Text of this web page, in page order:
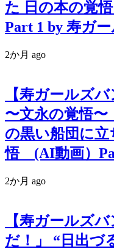
た 日の本の覚
Part 1 by 寿ガ
2か月 ago
【寿ガールズ
〜文永の覚悟〜
の黒い船団に
悟 (AI動画）
2か月 ago
【寿ガールズ
だ！」 “日出